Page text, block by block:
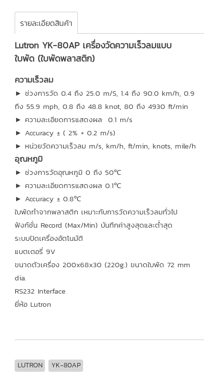
รายละเอียดสินค้า
Lutron YK-80AP เครื่องวัดความเร็วลมแบบ
ใบพัด (ใบพัดพลาสติก)
ความเร็วลม
► ช่วงการวัด 0.4 ถึง 25.0 m/S, 1.4 ถึง 90.0 km/h, 0.9
ถึง 55.9 mph, 0.8 ถึง 48.8 knot, 80 ถึง 4930 ft/min
► ความละเอียดการแสดงผล 0.1 m/s
► Accuracy ± ( 2% + 0.2 m/s)
► หน่วยวัดความเร็วลม m/s, km/h, ft/min, knots, mile/h
อุณหภูมิ
► ช่วงการวัดอุณหภูมิ 0 ถึง 50℃
► ความละเอียดการแสดงผล 0.1℃
► Accuracy ± 0.8℃
ใบพัดทำจากพลาสติก เหมาะกับการวัดความเร็วลมทั่วไป
ฟังก์ชั่น Record (Max/Min) บันทึกค่าสูงสุดและต่ำสุด
ระบบปิดเครื่องอัตโนมัติ
แบตเตอรี่ 9V
ขนาดตัวเครื่อง 200x68x30 (220g.) ขนาดใบพัด 72 mm
dia.
RS232 Interface
ยี่ห้อ Lutron
LUTRON YK-80AP